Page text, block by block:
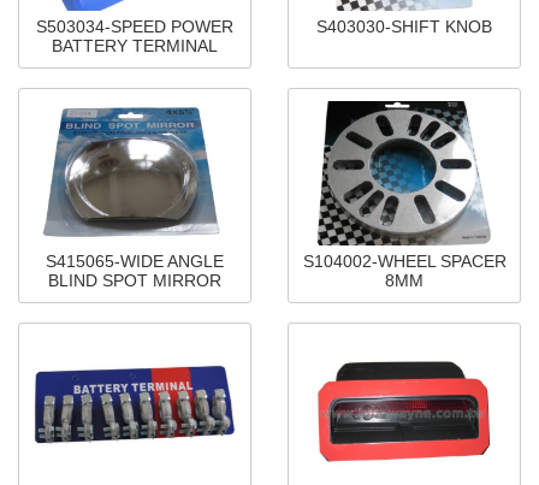
S503034-SPEED POWER
BATTERY TERMINAL
S403030-SHIFT KNOB
S415065-WIDE ANGLE
BLIND SPOT MIRROR
S104002-WHEEL SPACER
8MM